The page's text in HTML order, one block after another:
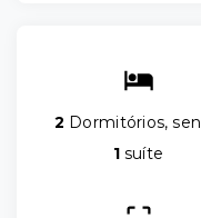
2 Dormitórios,
1 suíte